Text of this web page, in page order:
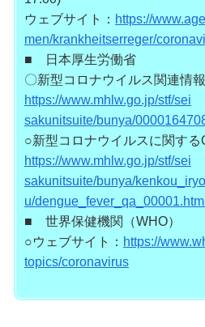
ウェブサイト： https://
men/krankheitserreger/coronavi
■ 日本厚生労働省
〇新型コロナウイルス関連情報
https://www.mhlw.go.jp/stf/sei
sakunitsuite/bunya/
○新型コロナウイルスに関する
https://www.mhlw.go.jp/stf/sei
sakunitsuite/bunya/kenkou_iryo
u/dengue_fever_qa_00001.html
■ 世界保健機関（WHO）
○ウェブサイト： https://
topics/coronavirus